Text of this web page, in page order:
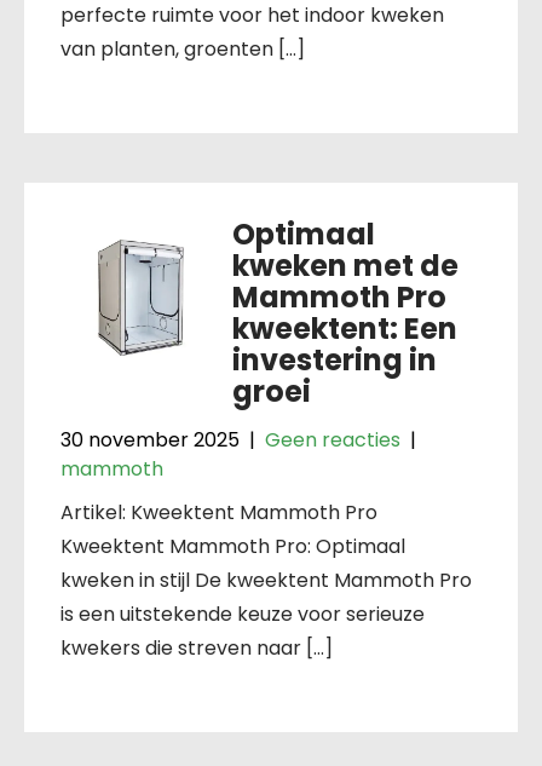
perfecte ruimte voor het indoor kweken
van planten, groenten […]
Optimaal
kweken met de
Mammoth Pro
kweektent: Een
investering in
groei
30 november 2025 | Geen reacties |
mammoth
Artikel: Kweektent Mammoth Pro
Kweektent Mammoth Pro: Optimaal
kweken in stijl De kweektent Mammoth Pro
is een uitstekende keuze voor serieuze
kwekers die streven naar […]